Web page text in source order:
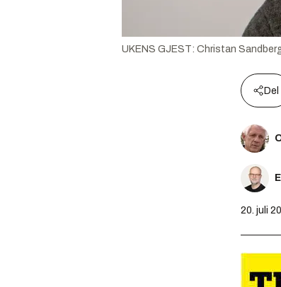
UKENS GJEST: Christan
Del
20. juli